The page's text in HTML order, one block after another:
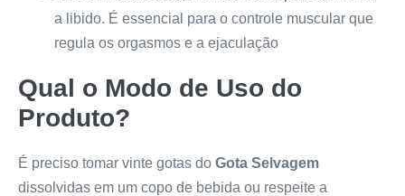
a libido. É essencial para o controle muscular que
regula os orgasmos e a ejaculação
Qual o Modo de Uso do
Produto?
É preciso tomar vinte gotas do Gota Selvagem
dissolvidas em um copo de bebida ou respeite a